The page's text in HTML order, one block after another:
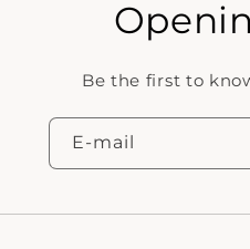
Be the first to
E‑mail